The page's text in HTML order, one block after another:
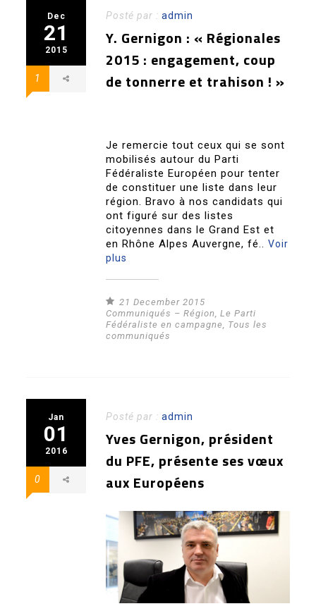
Dec
21
2015
1
Posté par :admin
Y. Gernigon : « Régionales
2015 : engagement, coup
de tonnerre et trahison ! »
Je remercie tout ceux qui se sont
mobilisés autour du Parti
Fédéraliste Européen pour tenter
de constituer une liste dans leur
région. Bravo à nos candidats qui
ont figuré sur des listes
citoyennes dans le Grand Est et
en Rhône Alpes Auvergne, fé..Voir
plus
21 December 2015
Communiqués – Région,Le Parti
Fédéraliste en campagne, Tous les
communiqués
Jan
01
2016
0
Posté par :admin
Yves Gernigon, président
du PFE, présente ses vœux
aux Européens